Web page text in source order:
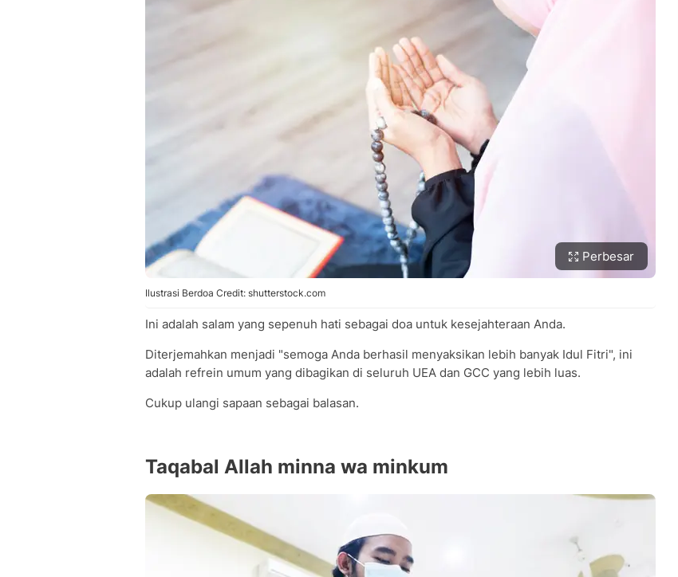
Perbesar
Ilustrasi Berdoa Credit: shutterstock.com
Ini adalah salam yang sepenuh hati sebagai doa untuk kesejahteraan Anda.
Diterjemahkan menjadi "semoga Anda berhasil menyaksikan lebih banyak Idul Fitri", ini
adalah refrein umum yang dibagikan di seluruh UEA dan GCC yang lebih luas.
Cukup ulangi sapaan sebagai balasan.
Taqabal Allah minna wa minkum